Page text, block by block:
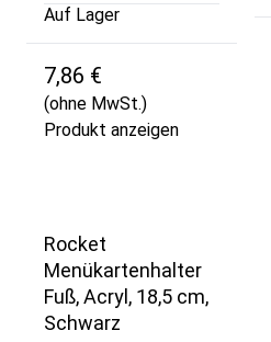
Auf Lager
7,86 €
(ohne MwSt.)
Produkt anzeigen
Rocket
Menükartenhalter
Fuß, Acryl, 18,5 cm,
Schwarz